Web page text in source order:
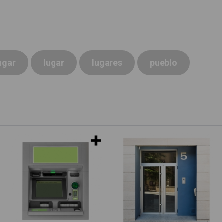
lugar lugares pueblo
acerca de "Cajero automático"
acerca de "Huertos"
Leer más Leer más
Cajeros automáticos